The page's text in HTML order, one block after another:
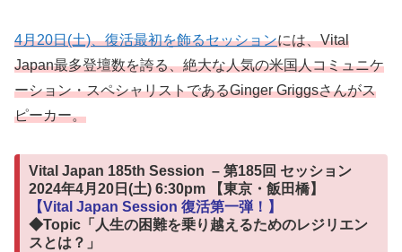
4月20日(土)、復活最初を飾るセッションには、Vital
Japan最多登壇数を誇る、絶大な人気の米国人コミュニケ
ーション・スペシャリストであるGinger Griggsさんがス
ピーカー。
Vital Japan 185th Session – 第185回 セッション
2024年4月20日(土) 6:30pm 【東京・飯田橋】
【Vital Japan Session 復活第一弾！】
◆Topic「人生の困難を乗り越えるためのレジリエン
スとは？」